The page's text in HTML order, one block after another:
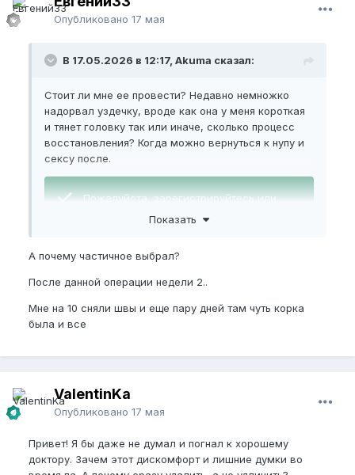
Опубликовано 17 мая
В 17.05.2026 в 12:17, Akuma сказал:
Стоит ли мне ее провести? Недавно немножко
надорвал уздечку, вроде как она у меня короткая
и тянет головку так или иначе, сколько процесс
восстановления? Когда можно вернуться к нупу и
сексу после.
Пожалуйста,зарегистрируйтесьили
, чтобы увидеть скрытое
Пожалуйста, зарегистрируйтесь
изображение.
изображение.
Показать
А почему частичное выбрал?
После данной операции недели 2..
Мне на 10 сняли швы и еще пару дней там чуть корка
была и все
ValentinKa
Опубликовано 17 мая
Привет! Я бы даже не думал и погнал к хорошему
доктору. Зачем этот дискомфорт и лишние думки во